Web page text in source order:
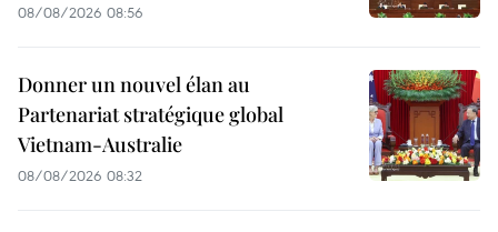
08/08/2026 08:56
Donner un nouvel élan au
Partenariat stratégique global
Vietnam-Australie
08/08/2026 08:32